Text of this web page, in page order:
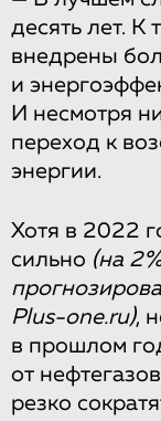
десять лет. К
внедрены
и
И несмотря
переход к
энергии.
Хотя в 2022
сильно (на
Plus-one.ru),
в прошлом
от
резко